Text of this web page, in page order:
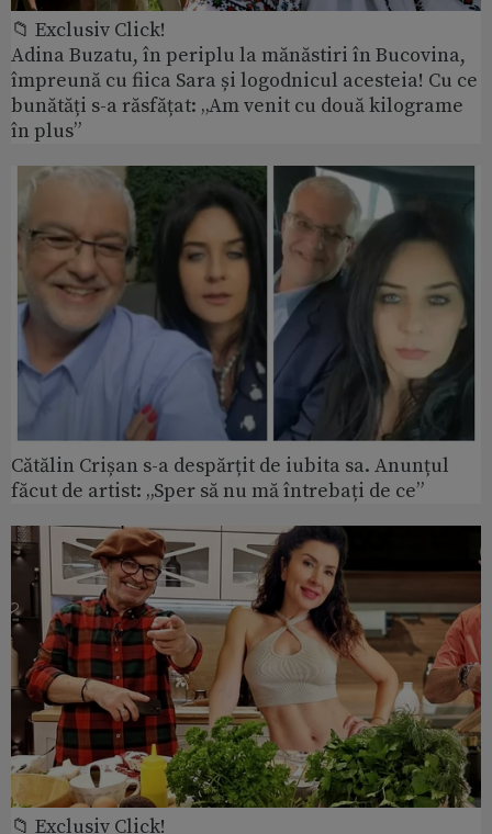
📁 Exclusiv Click!
Adina Buzatu, în periplu la mănăstiri în Bucovina,
împreună cu fiica Sara și logodnicul acesteia! Cu ce
bunătăți s-a răsfățat: „Am venit cu două kilograme
în plus”
Cătălin Crișan s-a despărțit de iubita sa. Anunțul
făcut de artist: „Sper să nu mă întrebați de ce”
📁 Exclusiv Click!